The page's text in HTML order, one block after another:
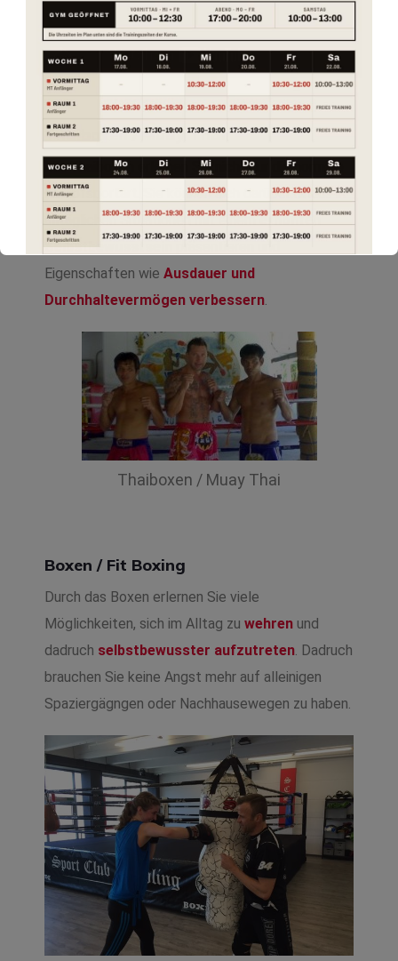
Thaiboxen / Muay Thai
Mit Thaiboxen erlernen Sie nicht nur die normale
Kampfsportart. Sie können sich darüber hinaus in
alltäglichen Situationen mit einemerhöhten
Selbstbewusstsein
Eigenschaften wie Ausdauer und
Durchhaltevermögen verbessern.
Thaiboxen / Muay Thai
Boxen / Fit Boxing
Durch das Boxen erlernen Sie viele
Möglichkeiten, sich im Alltag zu wehren und
dadruch selbstbewusster aufzutreten. Dadruch
brauchen Sie keine Angst mehr auf alleinigen
Spaziergägngen oder Nachhausewegen zu haben.